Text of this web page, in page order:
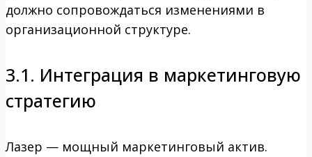
должно сопровождаться изменениями в
организационной структуре.
3.1. Интеграция в маркетинговую
стратегию
Лазер — мощный маркетинговый актив.